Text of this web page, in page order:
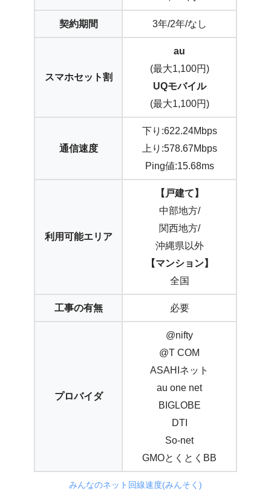
契約期間 3年/2年/なし
スマホセット割
au
(最大1,100円)
UQモバイル
(最大1,100円)
通信速度
下り:622.24Mbps
上り:578.67Mbps
Ping値:15.68ms
利用可能エリア
【戸建て】
中部地方/
関西地方/
沖縄県以外
【マンション】
全国
工事の有無 必要
プロバイダ
@nifty
@T COM
ASAHIネット
au one net
BIGLOBE
DTI
So-net
GMOとくとくBB
みんなのネット回線速度(みんそく)